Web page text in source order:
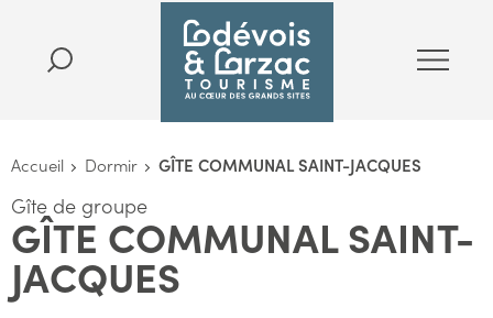
Accueil Dormir GÎTE COMMUNAL SAINT-JACQUES
Gîte de groupe
GÎTE COMMUNAL SAINT-
JACQUES